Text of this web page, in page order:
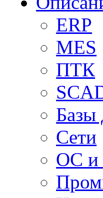
ERP
MES
ПТК
Базы
Сети
ОС и